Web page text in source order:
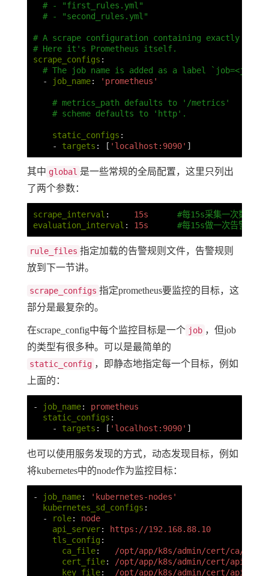
# - "first_rules.yml"
# - "second_rules.yml"
# A scrape configuration containing exactly one
# Here it's Prometheus itself.
scrape_configs :
# The job name is added as a label
-
job_name: ' prometheus'
# metrics_path defaults to '/metrics'
# scheme defaults to 'http'.
static_configs :
-
targets : [ ' localhost:9090' ]
其中 global 是一些常规的全局配置，这里只列出
了两个参数：
scrape_interval : 15s
#每15s采集一次数据
evaluation_interval : 15s #每15s做一次告警检测
rule_files 指定加载的告警规则文件，告警规则
放到下一节讲。
scrape_configs 指定prometheus要监控的目标，这
部分是最复杂的。
在scrape_config中每个监控目标是一个 job ，但job
的类型有很多种。可以是最简单的
static_config ，即静态地指定每一个目标，例如
上面的：
- job_name:
prometheus
static_configs :
-
targets : [ ' localhost:9090' ]
也可以使用服务发现的方式，动态发现目标，例如
将kubernetes中的node作为监控目标：
- job_name: ' kubernetes-nodes'
kubernetes_sd_configs :
-
role:
node
api_server:
https://192.168.88.10
tls_config :
ca_file:
/opt/app/k8s/admin/cert/ca/
cert_file:
/opt/app/k8s/admin/cert/
key_file: /opt/app/k8s/admin/cert/